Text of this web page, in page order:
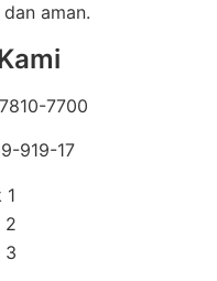
aman.
7700
919-17